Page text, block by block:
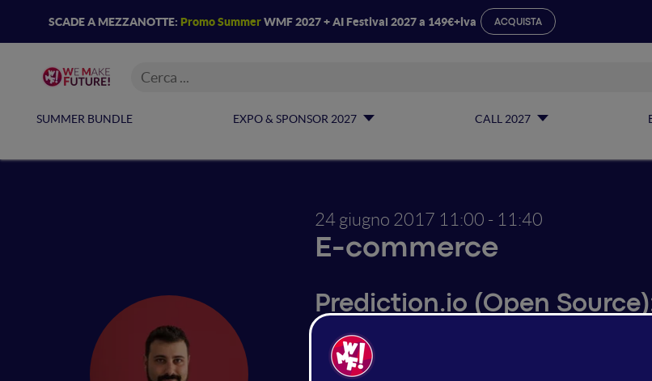
SCADE A MEZZANOTTE: Promo SummerWMF 2027 + AI Festival 2027 a 149€+iva ACQUISTA
SUMMER BUNDLE EXPO & SPONSOR 2027 CALL 2027
24 giugno 2017 11:00 - 11:40
E-commerce
Prediction.io (Open
creazione di